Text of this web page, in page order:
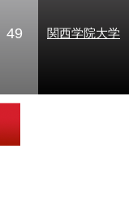
49 関西学院大学